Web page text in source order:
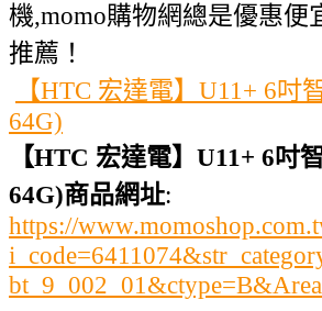
機,momo購物網總是優惠便
推薦！
【HTC 宏達電】U11+ 6吋
64G)
【HTC 宏達電】U11+ 6吋
64G)商品網址:
https://